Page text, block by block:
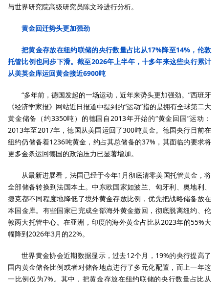
与世界研究院高级研究员陈文玲进行分析。
黄金回迁势头更加强劲
把黄金存放在纽约联储的央行数量占比从17%降至14%，伦敦
托管比例也同步下滑。截至2026年上半年，十多年来这些央行累计
从美英金库运回黄金接近6900吨
“多年前，德国发起的一场运动，近年来势头更加强劲。”西班牙
《经济学家报》网站近日报道中提到的“运动”指的是拥有全球第二大
黄金储备（约3350吨）的德国自2013年开始的“黄金回国”运动：
2013年至2017年，德国从美国运回了300吨黄金。德国央行目前在
纽约仍储备着1236吨黄金，约占其总储备的37%，其面临的要求将
更多金条运回德国的政治压力已显著增加。
从最新进展看，法国已经于今年1月彻底清零美国托管黄金，将
全部储备转换到法国本土。中东欧国家如波兰、匈牙利、奥地利、
捷克都不同程度地降低了境外黄金存放比例，优先把战略储备放在
本国金库。有些国家已完成全部海外黄金撤回，彻底脱离纽约、伦
敦两大托管中心。在亚洲，印度的海外黄金占比从2023年的55%大
幅降到2026年3月的22%。
世界黄金协会近期数据显示，过去12个月，19%的央行提高了
国内黄金储备比例或者对储备地点进行了多元化配置，而上一年这
一比例仅为7%。其中，把黄金存放在纽约联储的央行数量占比从